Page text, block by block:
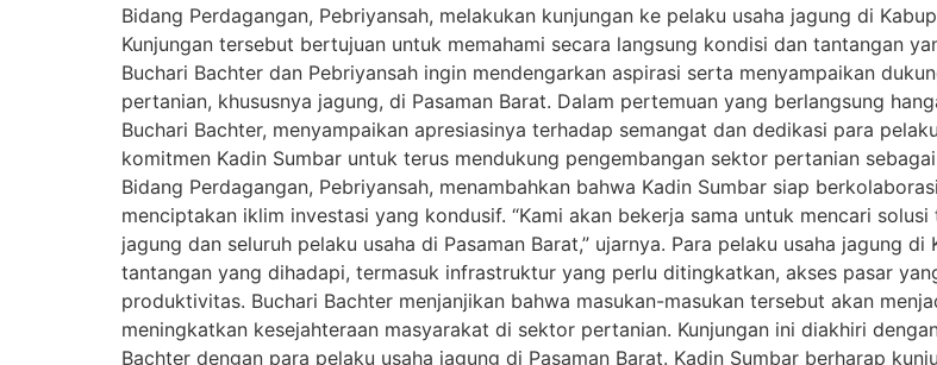
Bidang Perdagangan, Pebriyansah, melakukan kunjungan ke pelaku usaha jagung di
Kunjungan tersebut bertujuan untuk memahami secara langsung kondisi dan tantangan
Buchari Bachter dan Pebriyansah ingin mendengarkan aspirasi serta menyampaikan
pertanian, khususnya jagung, di Pasaman Barat. Dalam pertemuan yang berlangsung
Buchari Bachter, menyampaikan apresiasinya terhadap semangat dan dedikasi para
komitmen Kadin Sumbar untuk terus mendukung pengembangan sektor pertanian
Bidang Perdagangan, Pebriyansah, menambahkan bahwa Kadin Sumbar siap
menciptakan iklim investasi yang kondusif. “Kami akan bekerja sama untuk mencari
jagung dan seluruh pelaku usaha di Pasaman Barat,” ujarnya. Para pelaku usaha jagung
tantangan yang dihadapi, termasuk infrastruktur yang perlu ditingkatkan, akses pasar
produktivitas. Buchari Bachter menjanjikan bahwa masukan-masukan tersebut akan
meningkatkan kesejahteraan masyarakat di sektor pertanian. Kunjungan ini diakhiri
Bachter dengan para pelaku usaha jagung di Pasaman Barat. Kadin Sumbar berharap